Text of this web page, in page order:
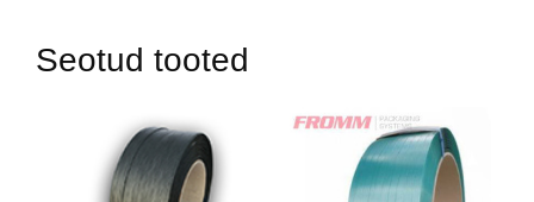
Seotud tooted